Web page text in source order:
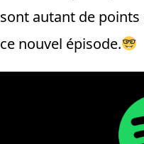
sont autant de
ce nouvel épisode.